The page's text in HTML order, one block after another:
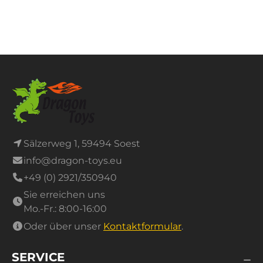
Spaß für groß und klein
Aber auch ältere Kids und spielbegeisterte
Erwachsene werden auf ihre Kosten kommen. Da
die Stahlkugeln der Bauteile an den
dabei auch nicht verloren und ein sicheres Spielen
wird gewährleistet. Die Stäbe sind jeweils 6,7 cm
lang, das Spielzeug besteht aus Magneten und
Sälzerweg 1, 59494 Soest
info@dragon-toys.eu
+49 (0) 2921/350940
Sie erreichen uns
Mo.-Fr.: 8:00-16:00
Oder über unser Kontaktformular.
SERVICE